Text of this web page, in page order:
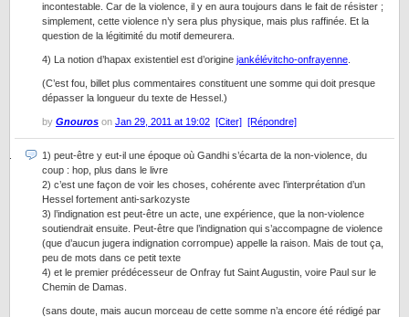
incontestable. Car de la violence, il y en aura toujours dans le fait de résister ;
simplement, cette violence n’y sera plus physique, mais plus raffinée. Et la
question de la légitimité du motif demeurera.
4) La notion d’hapax existentiel est d’origine jankélévitcho-onfrayenne
(C’est fou, billet plus commentaires constituent une somme qui doit presque
dépasser la longueur du texte de Hessel.)
by Gnouros on Jan 29, 2011 at 19:02 [Citer] [Répondre]
1) peut-être y eut-il une époque où Gandhi s’écarta de la non-violence, du
coup : hop, plus dans le livre
2) c’est une façon de voir les choses, cohérente avec l’interprétation d’un
Hessel fortement anti-sarkozyste
3) l’indignation est peut-être un acte, une expérience, que la non-violence
soutiendrait ensuite. Peut-être que l’indignation qui s’accompagne de violence
(que d’aucun jugera indignation corrompue) appelle la raison. Mais de tout ça,
peu de mots dans ce petit texte
4) et le premier prédécesseur de Onfray fut Saint Augustin, voire Paul sur le
Chemin de Damas.
(sans doute, mais aucun morceau de cette somme n’a encore été rédigé par